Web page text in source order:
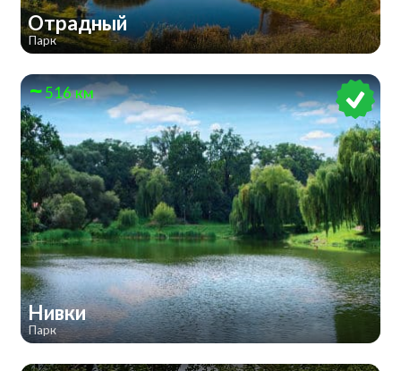
Отрадный
Парк
516 км
Нивки
Парк